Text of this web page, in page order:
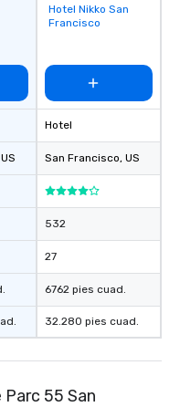
Removed from
favorites
Hotel Nikko San
Francisco
Hotel
San Francisco, US
532
27
6762 pies cuad.
32.280 pies cuad.
55 San